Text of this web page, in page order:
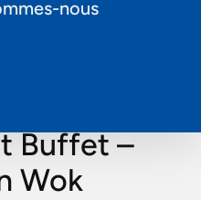
nous
Buffet –
Wok